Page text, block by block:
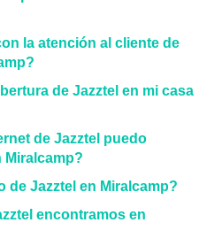
la atención al cliente de
de Jazztel en mi casa
de Jazztel puedo
Miralcamp?
de Jazztel en Miralcamp?
encontramos en